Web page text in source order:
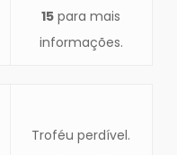
15 para mais
informações.
Troféu perdível.